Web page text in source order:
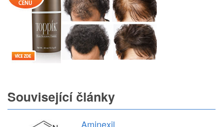
Související články
Aminexil